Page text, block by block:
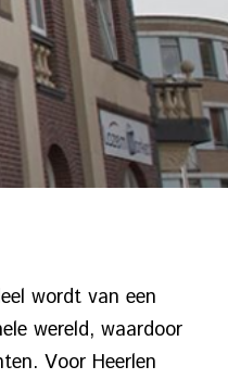
wordt van een
wereld, waardoor
Voor Heerlen